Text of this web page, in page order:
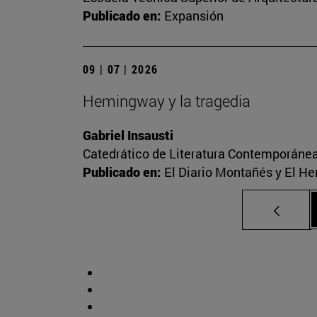
Publicado en: Expansión
09 | 07 | 2026
Hemingway y la tragedia
Gabriel Insausti
Catedrático de Literatura
Publicado en: El Diario Montañés y El